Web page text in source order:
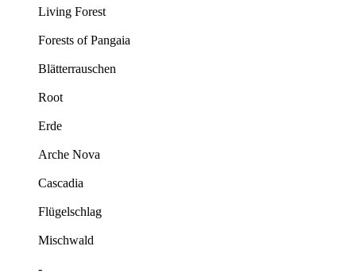
Living Forest
Forests of Pangaia
Blätterrauschen
Root
Erde
Arche Nova
Cascadia
Flügelschlag
Mischwald
-